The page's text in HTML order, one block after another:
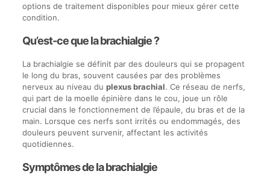
options de traitement disponibles pour mieux gérer cette
condition.
Qu’est-ce que la brachialgie ?
La brachialgie se définit par des douleurs qui se propagent
le long du bras, souvent causées par des problèmes
nerveux au niveau du plexus brachial. Ce réseau de nerfs,
qui part de la moelle épinière dans le cou, joue un rôle
crucial dans le fonctionnement de l’épaule, du bras et de la
main. Lorsque ces nerfs sont irrités ou endommagés, des
douleurs peuvent survenir, affectant les activités
quotidiennes.
Symptômes de la brachialgie